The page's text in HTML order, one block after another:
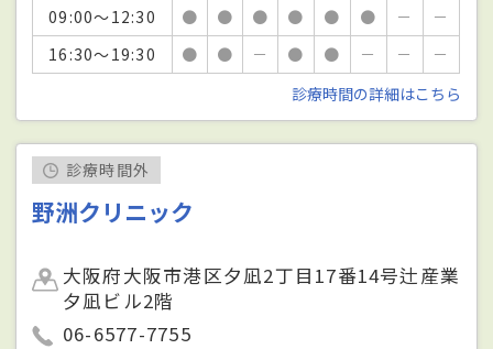
09:00～12:30
● ● ● ● ● ● －
－
16:30～19:30
● ● － ● ● － －
－
診療時間の詳細はこちら
診療時間外
野洲クリニック
大阪府大阪市港区夕凪2丁目17番14号辻産業
夕凪ビル2階
06-6577-7755